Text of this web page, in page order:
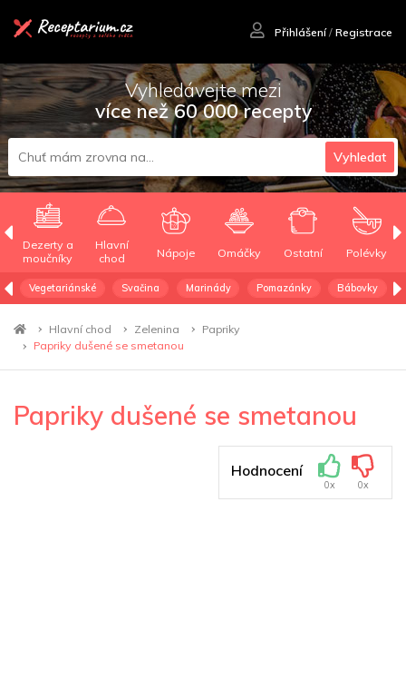
Přihlášení/ Registrace
Vyhledávejte mezi
více než 60 000 recepty
Vyhledat
Dezerty a
moučníky
Hlavní
chod
Nápoje Omáčky Ostatní Polévky
Vegetariánské Svačina Marinády Pomazánky Bábovky
Hlavní chod Zelenina
Papriky
Papriky dušené se smetanou
Papriky dušené se smetanou
Hodnocení
0x 0x